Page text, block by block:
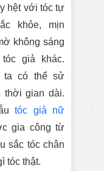
hệt với tóc tự
khỏe, mịn
không sáng
giả khác.
ta có thể sử
thời gian dài.
tóc giả nữ
gia công từ
sắc tóc chân
tóc thật.